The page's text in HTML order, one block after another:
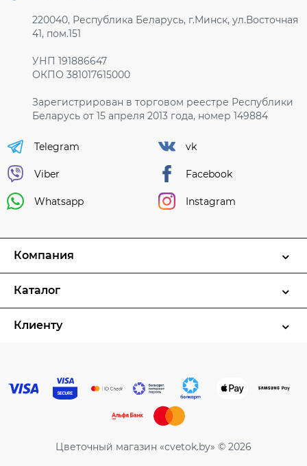
220040, Республика Беларусь, г.Минск, ул.Восточная
41, пом.151
УНП 191886647
ОКПО 381017615000
Зарегистрирован в торговом реестре Республики
Беларусь от 15 апреля 2013 года, номер 149884
Telegram
Viber
Whatsapp
vk
Facebook
Instagram
Компания
Каталог
Клиенту
Цветочный магазин «cvetok.by» © 2026